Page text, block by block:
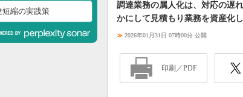
短縮の実践策
調達業務の属人化は、対応の遅
かにして見積もり業務を資産化
≫ 2026年01月31日 07時00分 公開
印刷／PDF